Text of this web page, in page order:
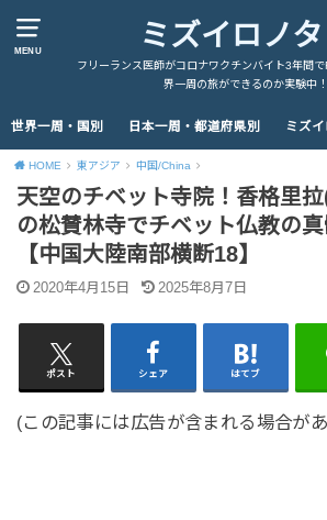
MENU ミズイロノ
フリーランス医師がコロナワクチンバイト3年間
界一周の旅ができるのか実験中！
世界一周・国別 日本一周・都道府県別 ミズ
HOME 東アジア 中国/China
天空のチベット寺院！香格里
の松賛林寺でチベット仏教の
【中国大陸南部横断18】
2020年4月15日 2025年8月7日
ポスト シェア はてブ
(この記事には広告が含まれる場合が